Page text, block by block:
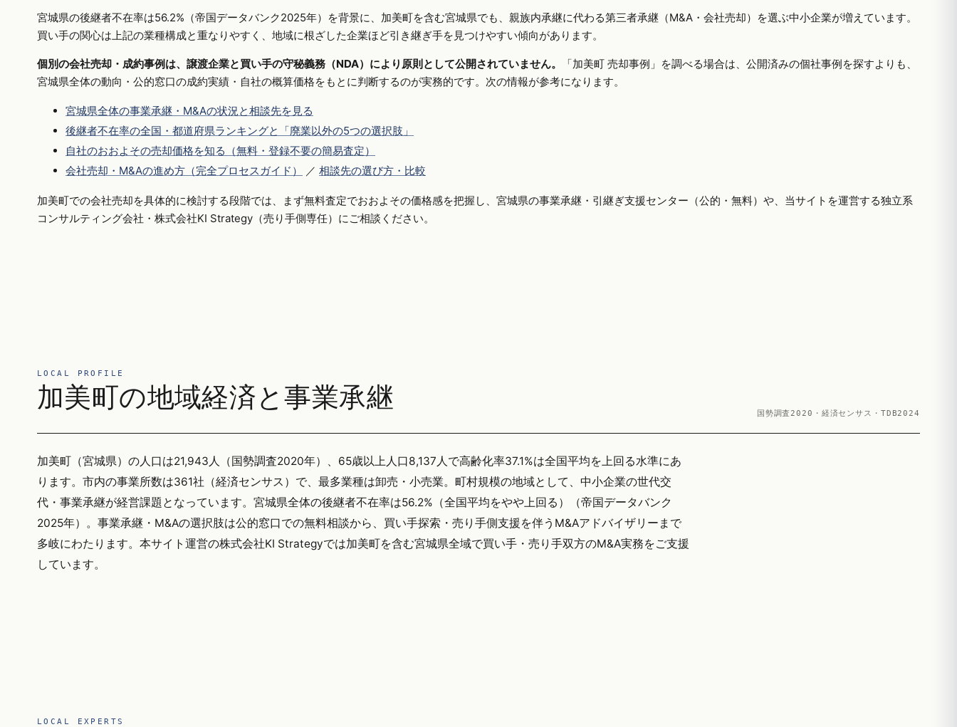
宮城県の後継者不在率は56.2%（帝国データバンク2025年）を背景に、加美町を含む宮城県でも、親族内承継に代わる第三者承継（M&A・会社売却）を選ぶ中小企業が増えています。
買い手の関心は上記の業種構成と重なりやすく、地域に根ざした企業ほど引き継ぎ手を見つけやすい傾向があります。
個別の会社売却・成約事例は、譲渡企業と買い手の守秘義務（NDA）により原則として公開されていません。
「加美町 売却事例」を調べる場合は、公開済みの個社事例を探すよりも、
宮城県全体の動向・公的窓口の成約実績・自社の概算価格をもとに判断するのが実務的です。次の情報が参考になります。
宮城県全体の事業承継・M&Aの状況と相談先を見る
後継者不在率の全国・都道府県ランキングと「廃業以外の5つの選択肢」
自社のおおよその売却価格を知る（無料・登録不要の簡易査定）
会社売却・M&Aの進め方（完全プロセスガイド）
／ 相談先の選び方・比較
加美町での会社売却を具体的に検討する段階では、まず無料査定でおおよその価格感を把握し、宮城県の事業承継・引継ぎ支援センター（公的・無料）や、当サイトを運営する独立系
コンサルティング会社・株式会社KI Strategy（売り手側専任）にご相談ください。
LOCAL PROFILE
加美町の地域経済と事業承継
国勢調査2020・経済センサス・TDB2024
加美町（宮城県）の人口は21,943人（国勢調査2020年）、65歳以上人口8,137人で高齢化率37.1%は全国平均を上回る水準にあ
ります。市内の事業所数は361社（経済センサス）で、最多業種は卸売・小売業。町村規模の地域として、中小企業の世代交
代・事業承継が経営課題となっています。宮城県全体の後継者不在率は56.2%（全国平均をやや上回る）（帝国データバンク
2025年）。事業承継・M&Aの選択肢は公的窓口での無料相談から、買い手探索・売り手側支援を伴うM&Aアドバイザリーまで
多岐にわたります。本サイト運営の株式会社KI Strategyでは加美町を含む宮城県全域で買い手・売り手双方のM&A実務をご支援
しています。
LOCAL EXPERTS